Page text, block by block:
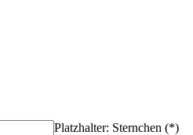
Platzhalter: Sternchen (*)